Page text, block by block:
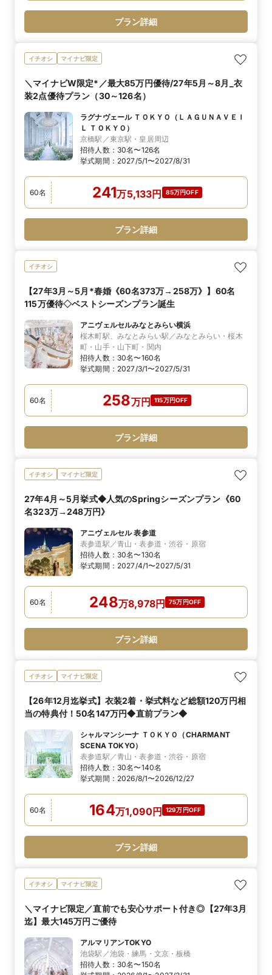
プラン詳細
イチオシ マイナビ限定
＼マイナビW限定*／最大85万円優待/27年5月～8月_衣
装2点優待プラン（30～126名）
ラグナヴェール ＴＯＫＹＯ（ＬＡＧＵＮＡＶＥＩ
Ｌ ＴＯＫＹＯ）
京橋駅／東京駅・皇居周辺
招待人数： 30名〜126名
挙式期間： 2027/5/1〜2027/8/31
60名 241万5,133円 85万円OFF
プラン詳細
イチオシ
【27年3月～5月*春婚《60名373万→258万》】60名
115万優待◇ベストシーズンプラン誕生
アニヴェルセルみなとみらい横浜
桜木町駅、みなとみらい駅／みなとみらい・桜木
町・山手・山下町・関内
招待人数： 30名〜160名
挙式期間： 2027/3/1〜2027/5/31
60名 258万円 115万円OFF
プラン詳細
イチオシ マイナビ限定
27年4月～5月挙式◆人気のSpringシーズンプラン《60
名323万→248万円》
アニヴェルセル 表参道
表参道駅／青山・表参道・渋谷・原宿
招待人数： 30名〜130名
挙式期間： 2027/4/1〜2027/5/31
60名 248万8,978円 75万円OFF
プラン詳細
イチオシ マイナビ限定
【26年12月迄挙式】衣装2着・挙式料など総額120万円相
当の特典付！50名147万円◆直前プラン◆
シャルマンシーナ ＴＯＫＹＯ（CHARMANT
SCENA TOKYO）
表参道駅／青山・表参道・渋谷・原宿
招待人数： 30名〜140名
挙式期間： 2026/8/1〜2026/12/27
60名 164万1,090円 129万円OFF
プラン詳細
イチオシ マイナビ限定
＼マイナビ限定／直前でも安心サポート付き◎【27年3月
迄】最大145万円ご優待
アルマリアンTOKYO
池袋駅／池袋・練馬・文京・板橋
招待人数： 30名〜150名